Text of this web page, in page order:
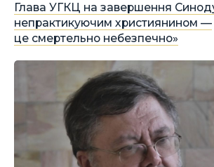
Глава УГКЦ на завершення
непрактикуючим християнином —
це смертельно небезпечно»